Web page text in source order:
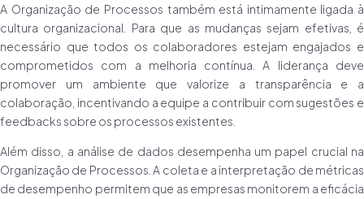
A Organização de Processos também está intimamente ligada à
cultura organizacional. Para que as mudanças sejam efetivas, é
necessário que todos os colaboradores estejam engajados e
comprometidos com a melhoria contínua. A liderança deve
promover um ambiente que valorize a transparência e a
colaboração, incentivando a equipe a contribuir com sugestões e
feedbacks sobre os processos existentes.
Além disso, a análise de dados desempenha um papel crucial na
Organização de Processos. A coleta e a interpretação de métricas
de desempenho permitem que as empresas monitorem a eficácia